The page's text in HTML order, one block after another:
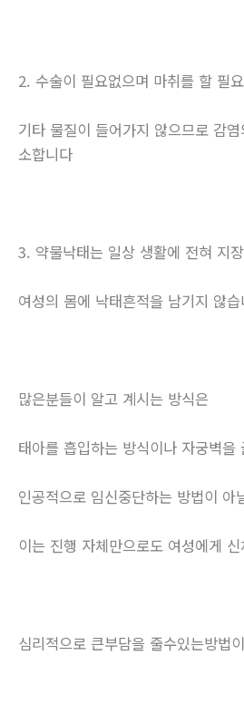
2. 수술이 필요없으며 마취를 할 필
기타 물질이 들어가지 않으므로 감
소합니다
3. 약물낙태는 일상 생활에 전혀 지
여성의 몸에 낙태흔적을 남기지 않
많은분들이 알고 계시는 방식은
태아를 흡입하는 방식이나 자궁벽을
인공적으로 임신중단하는 방법이 아
이는 진행 자체만으로도 여성에게
심리적으로 큰부담을 줄수있는방법